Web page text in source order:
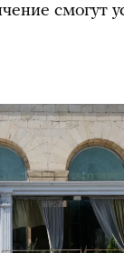
смогут